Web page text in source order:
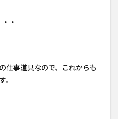
・
仕事道具なので、これからも